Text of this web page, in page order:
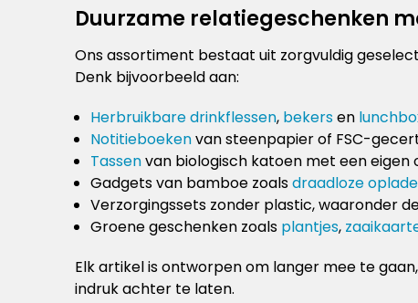
Duurzame relatiegeschenken
Ons assortiment bestaat uit zorgvuldig
Denk bijvoorbeeld aan:
Herbruikbare drinkflessen, bekersen
Notitieboekenvan steenpapier of FSC-
Tassenvan biologisch katoen met een eigen
Gadgets van bamboe zoalsdraadloze
Verzorgingssets zonder plastic, waaronder
Groene geschenken zoals plantjes,
Elk artikel is ontworpen om langer mee te
indruk achter te laten.